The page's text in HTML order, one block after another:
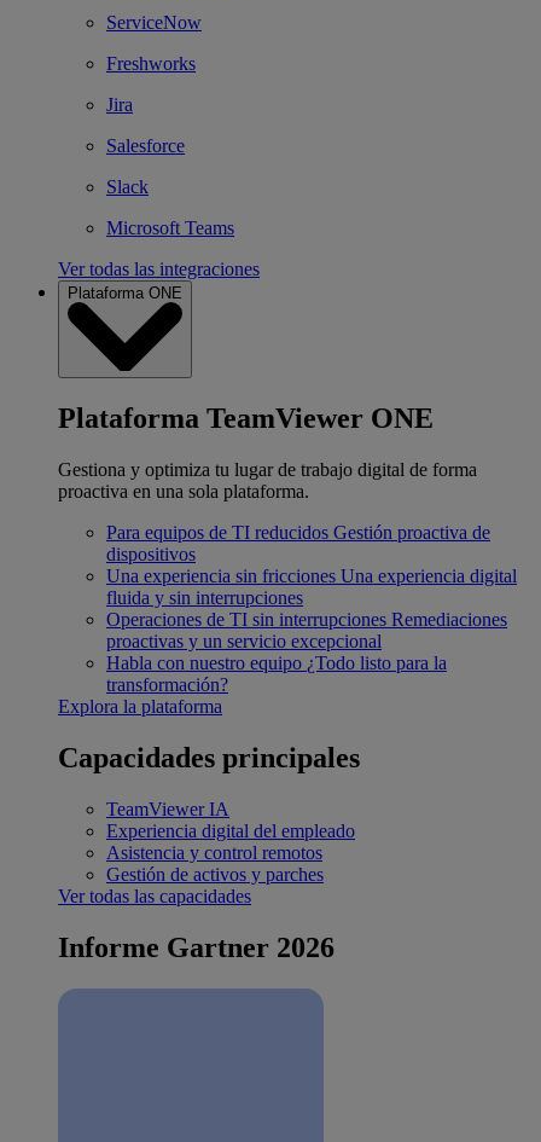
ServiceNow
Freshworks
Jira
Salesforce
Slack
Microsoft Teams
Ver todas las integraciones
Plataforma ONE
Plataforma TeamViewer ONE
Gestiona y optimiza tu lugar de trabajo digital de forma
proactiva en una sola plataforma.
Para equipos de TI reducidos Gestión proactiva de
dispositivos
Una experiencia sin fricciones Una experiencia digital
fluida y sin interrupciones
Operaciones de TI sin interrupciones Remediaciones
proactivas y un servicio excepcional
Habla con nuestro equipo ¿Todo listo para la
transformación?
Explora la plataforma
Capacidades principales
TeamViewer IA
Experiencia digital del empleado
Asistencia y control remotos
Gestión de activos y parches
Ver todas las capacidades
Informe Gartner 2026